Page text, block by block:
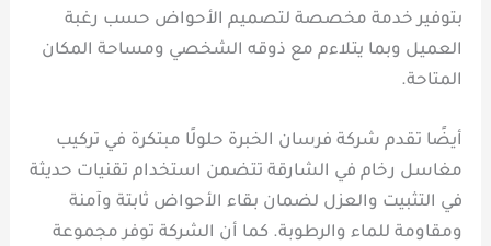
بتوفير خدمة مخصصة لتصميم الأحواض حسب رغبة
العميل وبما يتلاءم مع ذوقه الشخصي ومساحة المكان
المتاحة.
أيضًا تقدم شركة فرسان الخبرة حلولًا مبتكرة في تركيب
مغاسل رخام في الشارقة تتضمن استخدام تقنيات حديثة
في التثبيت والعزل لضمان بقاء الأحواض ثابتة وآمنة
ومقاومة للماء والرطوبة. كما أن الشركة توفر مجموعة